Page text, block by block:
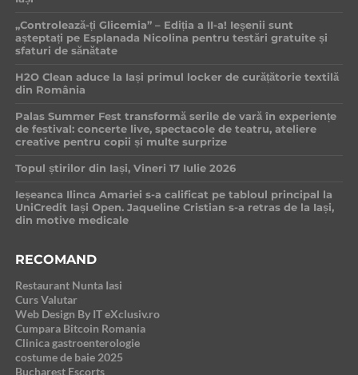
„Controlează-ți Glicemia” – Ediția a II-a! Ieșenii sunt
așteptați pe Esplanada Nicolina pentru testări gratuite și
sfaturi de sănătate
H2O Clean aduce la Iași primul locker de curățătorie textilă
din România
Palas Summer Fest transformă serile de vară în experiențe
de festival: concerte live, spectacole de teatru, ateliere
creative pentru copii și multe surprize
Topul știrilor din Iași, Vineri 17 Iulie 2026
Ieșeanca Ilinca Amariei s-a calificat pe tabloul principal la
UniCredit Iași Open. Jaqueline Cristian s-a retras de la Iași,
din motive medicale
RECOMAND
Restaurant Nunta Iasi
Curs Valutar
Web Design By IT eXclusiv.ro
Cumpara Bitcoin Romania
Clinica gastroenterologie
costume de baie 2025
Bucharest Escorts